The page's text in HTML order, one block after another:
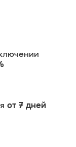
от 7 дней